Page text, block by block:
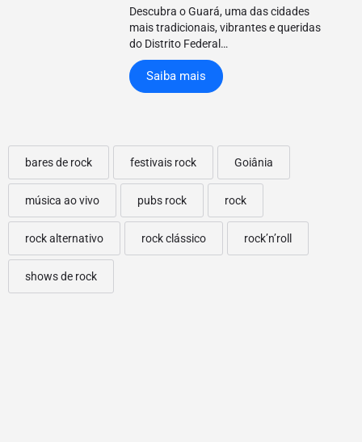
Descubra o Guará, uma das cidades
mais tradicionais, vibrantes e queridas
do Distrito Federal…
Saiba mais
bares de rock festivais rock Goiânia
música ao vivo pubs rock rock
rock alternativo rock clássico rock’n’roll
shows de rock